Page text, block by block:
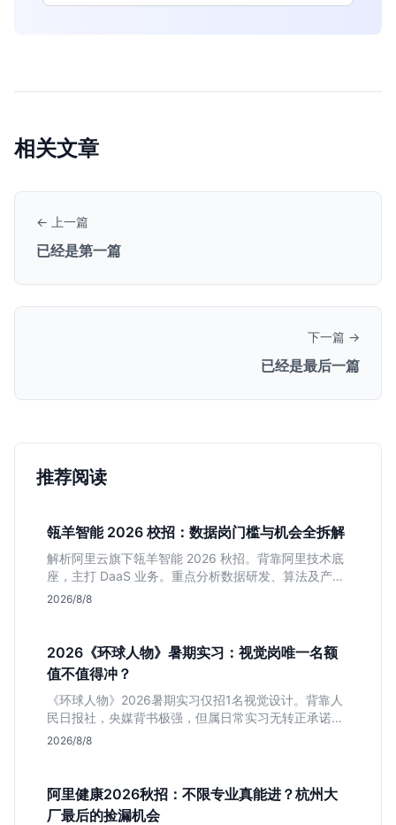
相关文章
← 上一篇
已经是第一篇
下一篇 →
已经是最后一篇
推荐阅读
瓴羊智能 2026 校招：数据岗门槛与机会全拆解
解析阿里云旗下瓴羊智能 2026 秋招。背靠阿里技术底
座，主打 DaaS 业务。重点分析数据研发、算法及产品
岗的硬性要求，评估 B 端数据路线的成长曲线与抗压挑
2026/8/8
2026《环球人物》暑期实习：视觉岗唯一名额
值不值得冲？
《环球人物》2026暑期实习仅招1名视觉设计。背靠人
民日报社，央媒背书极强，但属日常实习无转正承诺。
适合追求高含金量简历、能接受严谨流程的设计生，想
2026/8/8
阿里健康2026秋招：不限专业真能进？杭州大
厂最后的捡漏机会